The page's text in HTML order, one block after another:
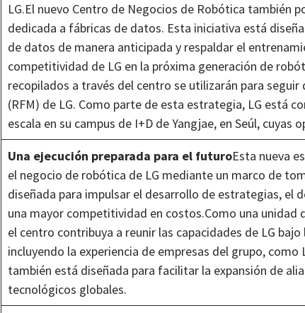
LG.El nuevo Centro de Negocios de Robótica también
dedicada a fábricas de datos. Esta iniciativa está
de datos de manera anticipada y respaldar el
competitividad de LG en la próxima generación de
recopilados a través del centro se utilizarán para
(RFM) de LG. Como parte de esta estrategia, LG está
escala en su campus de I+D de Yangjae, en Seúl,
Una ejecución preparada para el futuroEsta nueva
el negocio de robótica de LG mediante un marco de
diseñada para impulsar el desarrollo de estrategias, el
una mayor competitividad en costos.Como una unidad
el centro contribuya a reunir las capacidades de LG
incluyendo la experiencia de empresas del grupo, como
también está diseñada para facilitar la expansión de
tecnológicos globales.